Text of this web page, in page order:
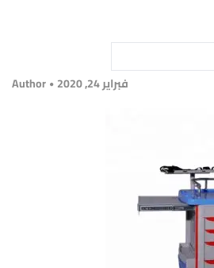
فبراير 24, 2020 Author